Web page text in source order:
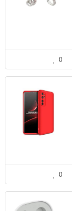
0
0